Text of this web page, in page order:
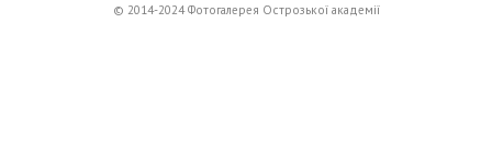
© 2014-2024 Фотогалерея Острозької академії